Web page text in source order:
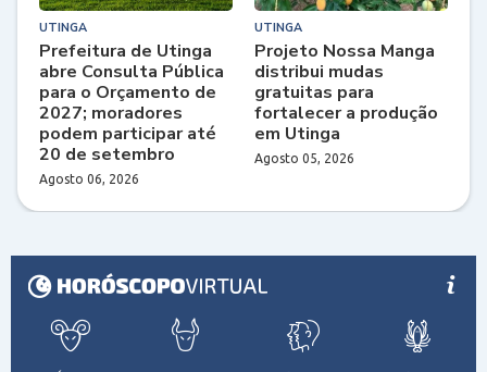
UTINGA
Prefeitura de Utinga
abre Consulta Pública
para o Orçamento de
2027; moradores
podem participar até
20 de setembro
Agosto 06, 2026
UTINGA
Projeto Nossa Manga
distribui mudas
gratuitas para
fortalecer a produção
em Utinga
Agosto 05, 2026